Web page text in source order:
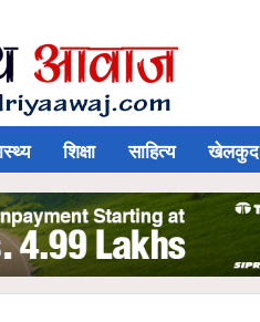
शिक्षा साहित्य खेलकुद